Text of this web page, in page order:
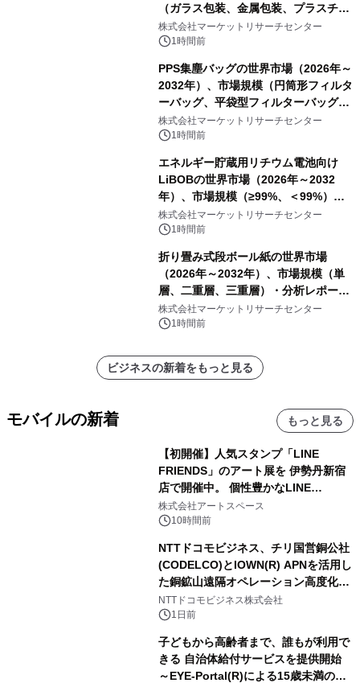
（ガラス包装、金属包装、プラスチッ
ク包装、その他）・分析レポートを発
表
株式会社マーケットリサーチセンター
1時間前
PPS集塵バッグの世界市場（2026年～
2032年）、市場規模（円筒形フィルタ
ーバッグ、平袋型フィルターバッグ、
プリーツフィルターバッグ、その
他）・分析レポートを発表
株式会社マーケットリサーチセンター
1時間前
エネルギー貯蔵用リチウム電池向け
LiBOBの世界市場（2026年～2032
年）、市場規模（≥99%、＜99%）・
分析レポートを発表
株式会社マーケットリサーチセンター
1時間前
折り畳み式段ボール紙の世界市場
（2026年～2032年）、市場規模（単
層、二重層、三重層）・分析レポート
を発表
株式会社マーケットリサーチセンター
1時間前
ビジネスの新着をもっと見る
モバイルの新着 もっと見る
【初開催】人気スタンプ「LINE
FRIENDS」のアート展を 伊勢丹新宿
店で開催中。 個性豊かなLINE
FRIENDSの仲間たちが インテリアア
ートとして新たな魅力を発信。
株式会社アートスペース
10時間前
NTTドコモビジネス、チリ国営銅公社
(CODELCO)とIOWN(R) APNを活用し
た銅鉱山遠隔オペレーション高度化に
向けた調査・実証を開始
NTTドコモビジネス株式会社
1日前
子どもから高齢者まで、誰もが利用で
きる 自治体給付サービスを提供開始
～EYE-Portal(R)による15歳未満の本